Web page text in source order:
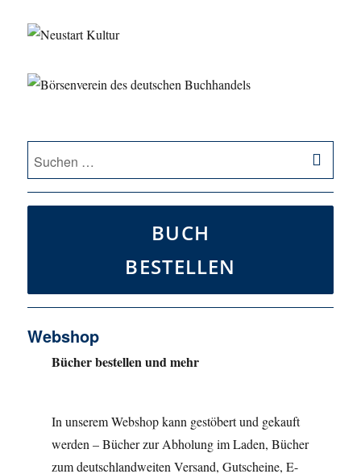
Suche
nach:
BUCH
BESTELLEN
Webshop
Bücher bestellen und mehr
In unserem Webshop kann gestöbert und gekauft
werden – Bücher zur Abholung im Laden, Bücher
zum deutschlandweiten Versand, Gutscheine, E-